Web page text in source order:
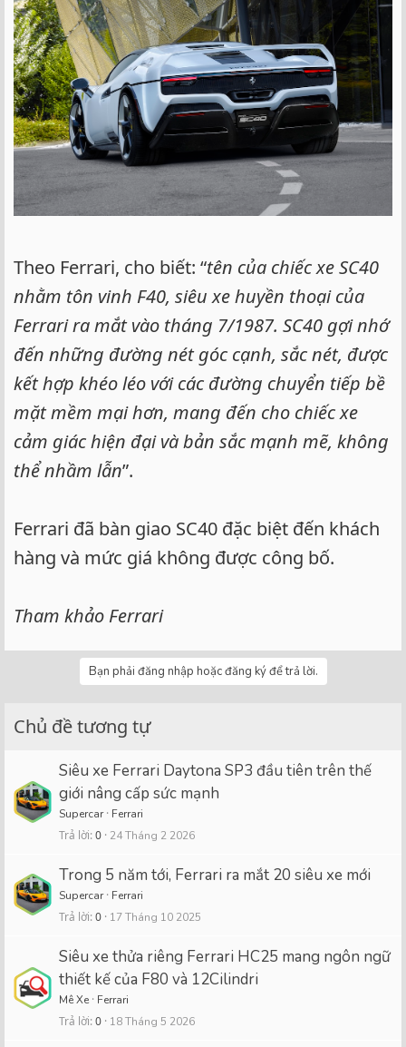
Theo Ferrari, cho biết: “tên của chiếc xe SC40
nhằm tôn vinh F40, siêu xe huyền thoại của
Ferrari ra mắt vào tháng 7/1987. SC40 gợi nhớ
đến những đường nét góc cạnh, sắc nét, được
kết hợp khéo léo với các đường chuyển tiếp bề
mặt mềm mại hơn, mang đến cho chiếc xe
cảm giác hiện đại và bản sắc mạnh mẽ, không
thể nhầm lẫn”.
Ferrari đã bàn giao SC40 đặc biệt đến khách
hàng và mức giá không được công bố.
Tham khảo Ferrari
Bạn phải đăng nhập hoặc đăng ký để trả lời.
Chủ đề tương tự
Siêu xe Ferrari Daytona SP3 đầu tiên trên thế
giới nâng cấp sức mạnh
Supercar Ferrari
Trả lời 0 24 Tháng 2 2026
Trong 5 năm tới, Ferrari ra mắt 20 siêu xe mới
Supercar Ferrari
Trả lời 0 17 Tháng 10 2025
Siêu xe thửa riêng Ferrari HC25 mang ngôn ngữ
thiết kế của F80 và 12Cilindri
Mê Xe Ferrari
Trả lời 0 18 Tháng 5 2026